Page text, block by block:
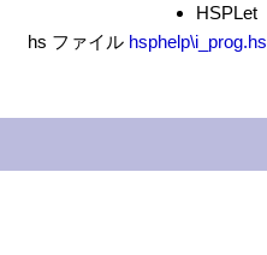
HSPLet
hs ファイル hsphelp\i_prog.hs